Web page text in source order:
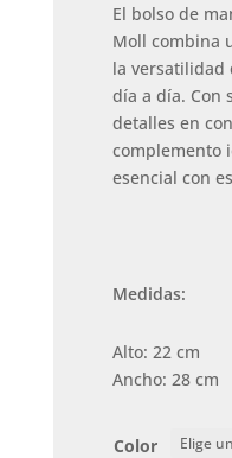
El bolso de
Moll combina
la versatilidad
día a día. Con
detalles en
complemento
esencial con
Medidas:
Alto: 22 cm
Ancho: 28 cm
Color